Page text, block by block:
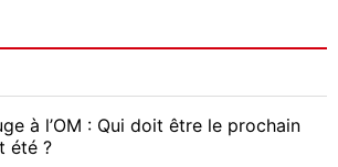
à l’OM : Qui doit être le prochain
été ?